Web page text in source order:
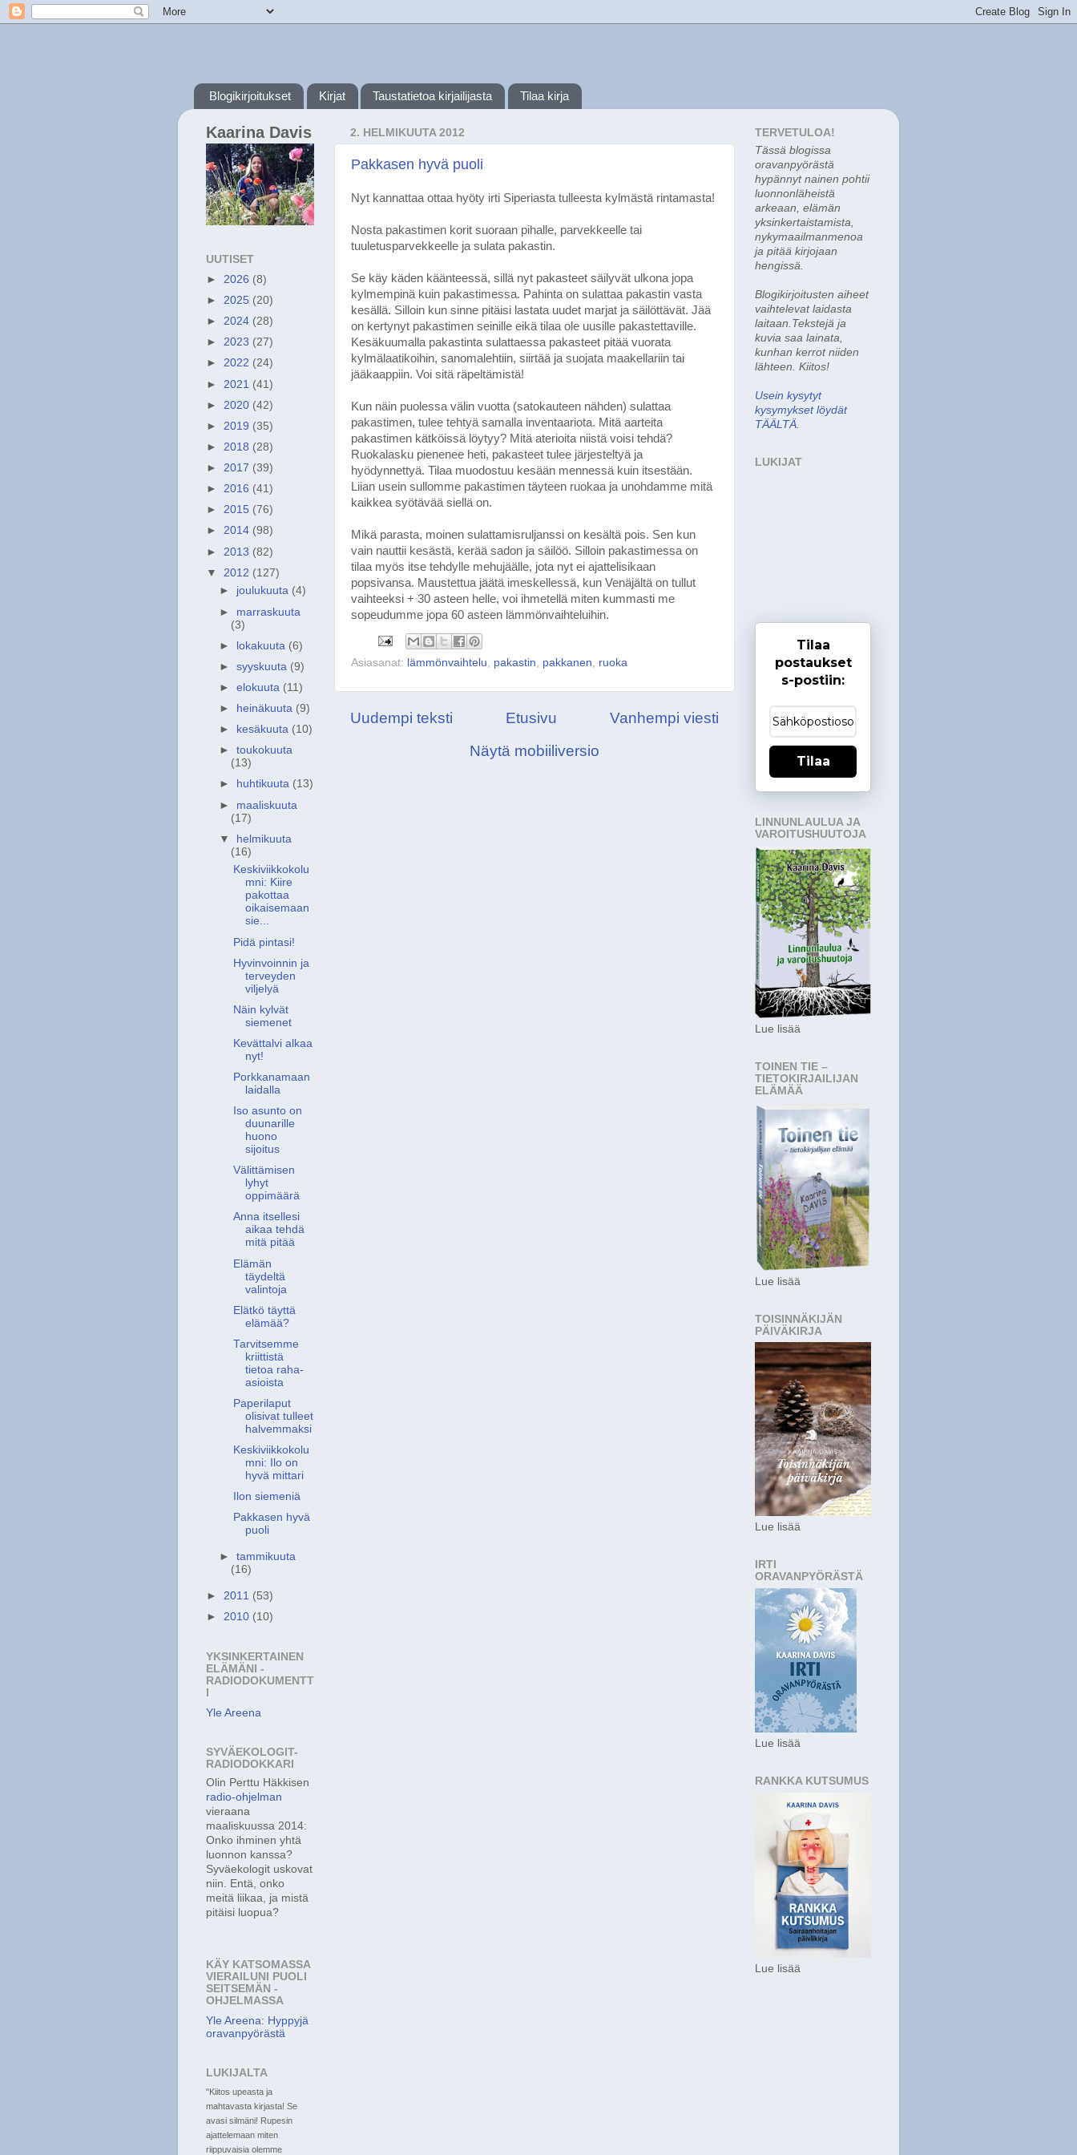
Blogikirjoitukset Kirjat Taustatietoa kirjailijasta Tilaa kirja
2. HELMIKUUTA 2012
Pakkasen hyvä puoli
Nyt kannattaa ottaa hyöty irti Siperiasta tulleesta kylmästä rintamasta!
Nosta pakastimen korit suoraan pihalle, parvekkeelle tai
tuuletusparvekkeelle ja sulata pakastin.
Se käy käden käänteessä, sillä nyt pakasteet säilyvät ulkona jopa
kylmempinä kuin pakastimessa. Pahinta on sulattaa pakastin vasta
kesällä. Silloin kun sinne pitäisi lastata uudet marjat ja säilöttävät. Jää
on kertynyt pakastimen seinille eikä tilaa ole uusille pakastettaville.
Kesäkuumalla pakastinta sulattaessa pakasteet pitää vuorata
kylmälaatikoihin, sanomalehtiin, siirtää ja suojata maakellariin tai
jääkaappiin. Voi sitä räpeltämistä!
Kun näin puolessa välin vuotta (satokauteen nähden) sulattaa
pakastimen, tulee tehtyä samalla inventaariota. Mitä aarteita
pakastimen kätköissä löytyy? Mitä aterioita niistä voisi tehdä?
Ruokalasku pienenee heti, pakasteet tulee järjesteltyä ja
hyödynnettyä. Tilaa muodostuu kesään mennessä kuin itsestään.
Liian usein sullomme pakastimen täyteen ruokaa ja unohdamme mitä
kaikkea syötävää siellä on.
Mikä parasta, moinen sulattamisruljanssi on kesältä pois. Sen kun
vain nauttii kesästä, kerää sadon ja säilöö. Silloin pakastimessa on
tilaa myös itse tehdylle mehujäälle, jota nyt ei ajattelisikaan
popsivansa. Maustettua jäätä imeskellessä, kun Venäjältä on tullut
vaihteeksi + 30 asteen helle, voi ihmetellä miten kummasti me
sopeudumme jopa 60 asteen lämmönvaihteluihin.
Asiasanat: lämmönvaihtelu, pakastin, pakkanen, ruoka
Uudempi teksti Vanhempi viesti
Etusivu
Näytä mobiiliversio
Kaarina Davis
UUTISET
► 2026 (8)
► 2025 (20)
► 2024 (28)
► 2023 (27)
► 2022 (24)
► 2021 (41)
► 2020 (42)
► 2019 (35)
► 2018 (28)
► 2017 (39)
► 2016 (41)
► 2015 (76)
► 2014 (98)
► 2013 (82)
▼ 2012 (127)
► joulukuuta (4)
► marraskuuta
(3)
► lokakuuta (6)
►syyskuuta (9)
►elokuuta (11)
►
heinäkuuta (9)
►
kesäkuuta (10)
►toukokuuta
(13)
►
huhtikuuta (13)
► maaliskuuta
(17)
▼ helmikuuta
(16)
Keskiviikkokolu
mni: Kiire
pakottaa
oikaisemaan
sie...
Pidä pintasi!
Hyvinvoinnin ja
terveyden
viljelyä
Näin kylvät
siemenet
Kevättalvi alkaa
nyt!
Porkkanamaan
laidalla
Iso asunto on
duunarille
huono
sijoitus
Välittämisen
lyhyt
oppimäärä
Anna itsellesi
aikaa tehdä
mitä pitää
Elämän
täydeltä
valintoja
Elätkö täyttä
elämää?
Tarvitsemme
kriittistä
tietoa raha-
asioista
Paperilaput
olisivat tulleet
halvemmaksi
Keskiviikkokolu
mni: Ilo on
hyvä mittari
Ilon siemeniä
Pakkasen hyvä
puoli
►tammikuuta
(16)
► 2011 (53)
► 2010 (10)
YKSINKERTAINEN
ELÄMÄNI -
RADIODOKUMENTT
I
Yle Areena
SYVÄEKOLOGIT-
RADIODOKKARI
Olin Perttu Häkkisen
radio-ohjelman
vieraana
maaliskuussa 2014:
Onko ihminen yhtä
luonnon kanssa?
Syväekologit uskovat
niin. Entä, onko
meitä liikaa, ja mistä
pitäisi luopua?
KÄY KATSOMASSA
VIERAILUNI PUOLI
SEITSEMÄN -
OHJELMASSA
Yle Areena: Hyppyjä
oravanpyörästä
LUKIJALTA
"Kiitos upeasta ja
mahtavasta kirjasta! Se
avasi silmäni! Rupesin
ajattelemaan miten
riippuvaisia olemme
TERVETULOA!
Tässä blogissa
oravanpyörästä
hypännyt nainen pohtii
luonnonläheistä
arkeaan, elämän
yksinkertaistamista,
nykymaailmanmenoa
ja pitää kirjojaan
hengissä.
Blogikirjoitusten aiheet
vaihtelevat laidasta
laitaan.Tekstejä ja
kuvia saa lainata,
kunhan kerrot niiden
lähteen. Kiitos!
Usein kysytyt
kysymykset löydät
TÄÄLTÄ.
LUKIJAT
Tilaa
postaukset
s-postiin:
Tilaa
LINNUNLAULUA JA
VAROITUSHUUTOJA
Lue lisää
TOINEN TIE –
TIETOKIRJAILIJAN
ELÄMÄÄ
Lue lisää
TOISINNÄKIJÄN
PÄIVÄKIRJA
Lue lisää
IRTI
ORAVANPYÖRÄSTÄ
Lue lisää
RANKKA KUTSUMUS
Lue lisää